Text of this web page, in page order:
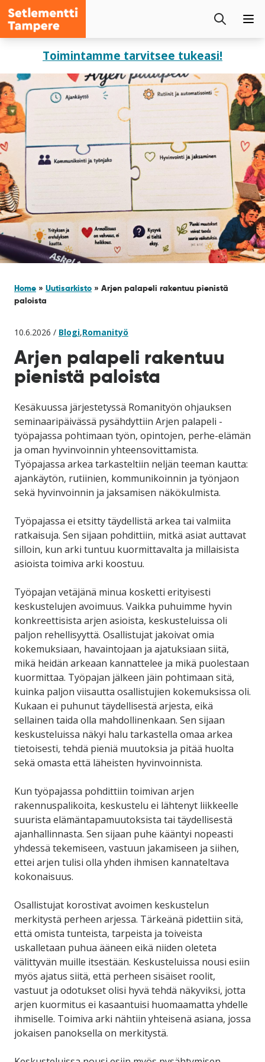
sisältöönToimintamme tarvitsee tukeasi!
Setlementti
Tampere
Etsi
Home » Uutisarkisto » Arjen palapeli rakentuu pienistä
paloista
10.6.2026 / Blogi,Romanityö
Arjen palapeli rakentuu
pienistä paloista
Kesäkuussa järjestetyssä Romanityön ohjauksen
seminaaripäivässä pysähdyttiin Arjen palapeli -
työpajassa pohtimaan työn, opintojen, perhe-elämän
ja oman hyvinvoinnin yhteensovittamista.
Työpajassa arkea tarkasteltiin neljän teeman kautta:
ajankäytön, rutiinien, kommunikoinnin ja työnjaon
sekä hyvinvoinnin ja jaksamisen näkökulmista.
Työpajassa ei etsitty täydellistä arkea tai valmiita
ratkaisuja. Sen sijaan pohdittiin, mitkä asiat auttavat
silloin, kun arki tuntuu kuormittavalta ja millaisista
asioista toimiva arki koostuu.
Työpajan vetäjänä minua kosketti erityisesti
keskustelujen avoimuus. Vaikka puhuimme hyvin
konkreettisista arjen asioista, keskusteluissa oli
paljon rehellisyyttä. Osallistujat jakoivat omia
kokemuksiaan, havaintojaan ja ajatuksiaan siitä,
mikä heidän arkeaan kannattelee ja mikä puolestaan
kuormittaa. Työpajan jälkeen jäin pohtimaan sitä,
kuinka paljon viisautta osallistujien kokemuksissa oli.
Kukaan ei puhunut täydellisestä arjesta, eikä
sellainen taida olla mahdollinenkaan. Sen sijaan
keskusteluissa näkyi halu tarkastella omaa arkea
tietoisesti, tehdä pieniä muutoksia ja pitää huolta
sekä omasta että läheisten hyvinvoinnista.
Kun työpajassa pohdittiin toimivan arjen
rakennuspalikoita, keskustelu ei lähtenyt liikkeelle
suurista elämäntapamuutoksista tai täydellisestä
ajanhallinnasta. Sen sijaan puhe kääntyi nopeasti
yhdessä tekemiseen, vastuun jakamiseen ja siihen,
ettei arjen tulisi olla yhden ihmisen kannateltava
kokonaisuus.
Osallistujat korostivat avoimen keskustelun
merkitystä perheen arjessa. Tärkeänä pidettiin sitä,
että omista tunteista, tarpeista ja toiveista
uskalletaan puhua ääneen eikä niiden oleteta
välittyvän muille itsestään. Keskusteluissa nousi esiin
myös ajatus siitä, että perheen sisäiset roolit,
vastuut ja odotukset olisi hyvä tehdä näkyviksi, jotta
arjen kuormitus ei kasaantuisi huomaamatta yhdelle
ihmiselle. Toimiva arki nähtiin yhteisenä asiana, jossa
jokaisen panoksella on merkitystä.